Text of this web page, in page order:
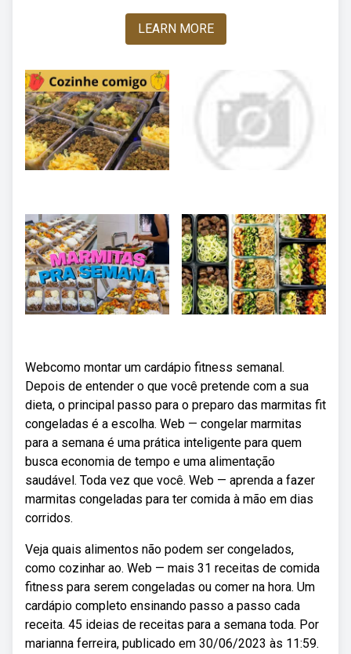
LEARN MORE
Webcomo montar um cardápio fitness semanal.
Depois de entender o que você pretende com a sua
dieta, o principal passo para o preparo das marmitas fit
congeladas é a escolha. Web — congelar marmitas
para a semana é uma prática inteligente para quem
busca economia de tempo e uma alimentação
saudável. Toda vez que você. Web — aprenda a fazer
marmitas congeladas para ter comida à mão em dias
corridos.
Veja quais alimentos não podem ser congelados,
como cozinhar ao. Web — mais 31 receitas de comida
fitness para serem congeladas ou comer na hora. Um
cardápio completo ensinando passo a passo cada
receita. 45 ideias de receitas para a semana toda. Por
marianna ferreira, publicado em 30/06/2023 às 11:59.